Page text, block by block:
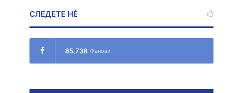
СЛЕДЕТЕ НÉ
85,738 Фанови